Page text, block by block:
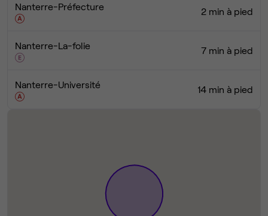
Nanterre-Préfecture 2 min à pied
Nanterre-La-folie 7 min à pied
Nanterre-Université 14 min à pied